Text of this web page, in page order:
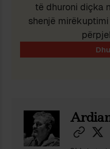
të dhuroni diçka
shenjë